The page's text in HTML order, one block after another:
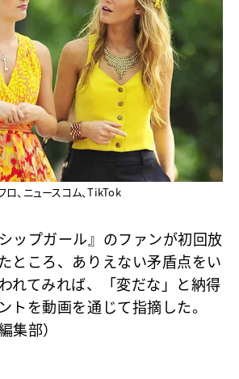
ロ、ニュースコム、TikTok
ップガール』のファンが初回放
ところ、ありえない矛盾点をい
れてみれば、「変だな」と納得
トを動画を通じて指摘した。
集部）